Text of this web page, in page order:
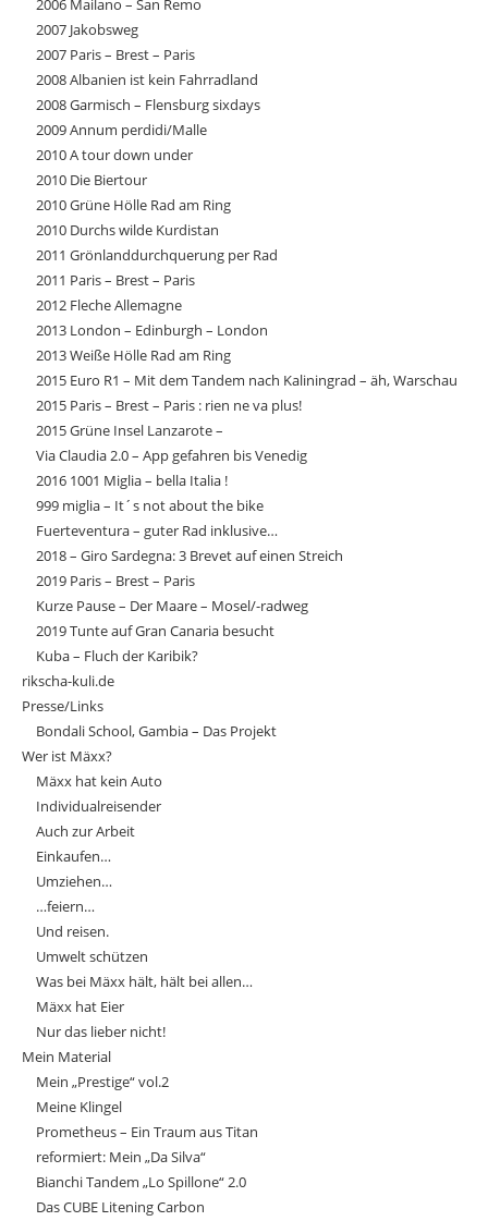
2006 Mailano – San Remo
2007 Jakobsweg
2007 Paris – Brest – Paris
2008 Albanien ist kein Fahrradland
2008 Garmisch – Flensburg sixdays
2009 Annum perdidi/Malle
2010 A tour down under
2010 Die Biertour
2010 Grüne Hölle Rad am Ring
2010 Durchs wilde Kurdistan
2011 Grönlanddurchquerung per Rad
2011 Paris – Brest – Paris
2012 Fleche Allemagne
2013 London – Edinburgh – London
2013 Weiße Hölle Rad am Ring
2015 Euro R1 – Mit dem Tandem nach Kaliningrad – äh, Warschau
2015 Paris – Brest – Paris : rien ne va plus!
2015 Grüne Insel Lanzarote –
Via Claudia 2.0 – App gefahren bis Venedig
2016 1001 Miglia – bella Italia !
999 miglia – It´s not about the bike
Fuerteventura – guter Rad inklusive…
2018 – Giro Sardegna: 3 Brevet auf einen Streich
2019 Paris – Brest – Paris
Kurze Pause – Der Maare – Mosel/-radweg
2019 Tunte auf Gran Canaria besucht
Kuba – Fluch der Karibik?
rikscha-kuli.de
Presse/Links
Bondali School, Gambia – Das Projekt
Wer ist Mäxx?
Mäxx hat kein Auto
Individualreisender
Auch zur Arbeit
Einkaufen…
Umziehen…
…feiern…
Und reisen.
Umwelt schützen
Was bei Mäxx hält, hält bei allen…
Mäxx hat Eier
Nur das lieber nicht!
Mein Material
Mein „Prestige“ vol.2
Meine Klingel
Prometheus – Ein Traum aus Titan
reformiert: Mein „Da Silva“
Bianchi Tandem „Lo Spillone“ 2.0
Das CUBE Litening Carbon